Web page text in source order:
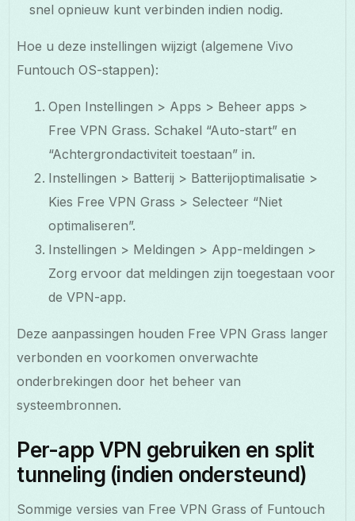
snel opnieuw kunt verbinden indien nodig.
Hoe u deze instellingen wijzigt (algemene Vivo
Funtouch OS-stappen):
Open Instellingen > Apps > Beheer apps >
Free VPN Grass. Schakel “Auto-start” en
“Achtergrondactiviteit toestaan” in.
Instellingen > Batterij > Batterijoptimalisatie >
Kies Free VPN Grass > Selecteer “Niet
optimaliseren”.
Instellingen > Meldingen > App-meldingen >
Zorg ervoor dat meldingen zijn toegestaan voor
de VPN-app.
Deze aanpassingen houden Free VPN Grass langer
verbonden en voorkomen onverwachte
onderbrekingen door het beheer van
systeembronnen.
Per-app VPN gebruiken en split
tunneling (indien ondersteund)
Sommige versies van Free VPN Grass of Funtouch